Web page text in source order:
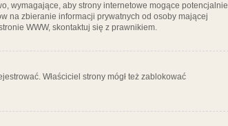
wymagające, aby strony internetowe mogące potencjalnie
na zbieranie informacji prywatnych od osoby mającej
WWW, skontaktuj się z prawnikiem.
Właściciel strony mógł też zablokować